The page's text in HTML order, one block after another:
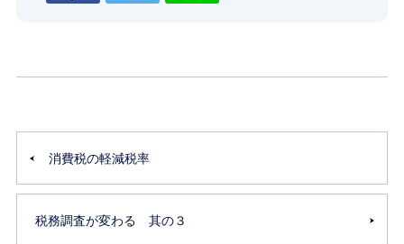
消費税の軽減税率
税務調査が変わる 其の３